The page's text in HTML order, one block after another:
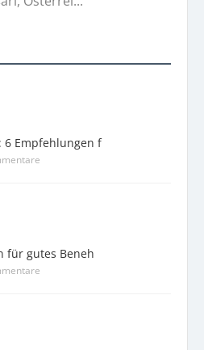
6 Empfehlungen f
für gutes Beneh